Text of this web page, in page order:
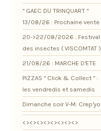
" GAEC DU TRINQUART "
13/08/26 : Prochaine vente
20->22/08/2026 : Festival
des insectes ( VISCOMTAT )
21/08/26 : MARCHE D'ETE
PIZZAS " Click & Collect " :
les vendredis et samedis
Dimanche soir V-M: Crep'yo
<><><><><><><><>